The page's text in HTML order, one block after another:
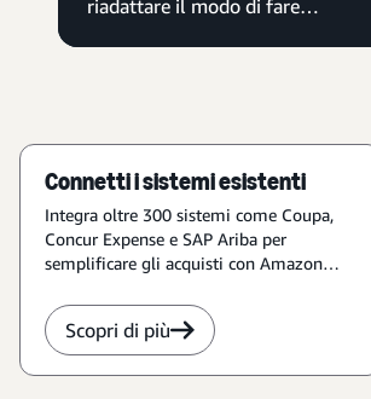
riadattare il modo di fare
risparmiando tempo e denaro,
Connetti i sistemi esistenti
Integra oltre 300 sistemi come Coupa,
Concur Expense e SAP Ariba per
semplificare gli acquisti con Amazon
Scopri di più